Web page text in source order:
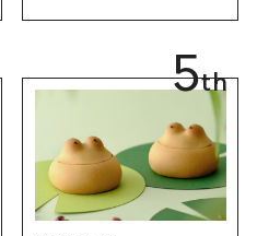
き用、女性向けまで幅
5th